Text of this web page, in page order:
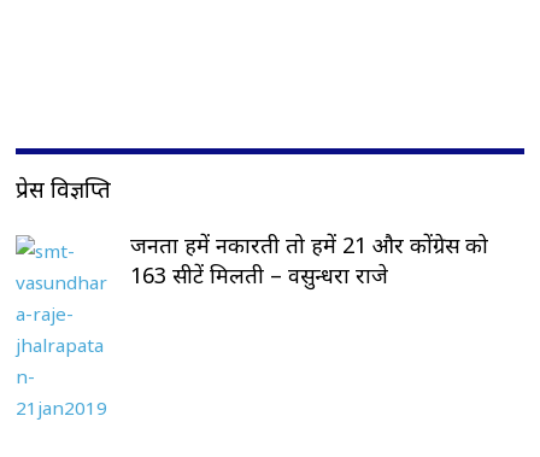
प्रेस विज्ञप्ति
जनता हमें नकारती तो हमें 21 और कोंग्रेस को
163 सीटें मिलती – वसुन्धरा राजे